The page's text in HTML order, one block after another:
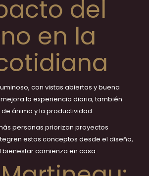
del
en la
con vistas abiertas y buena
la experiencia diaria, también
ánimo y la productividad.
personas priorizan proyectos
estos conceptos desde el diseño,
comienza en casa.